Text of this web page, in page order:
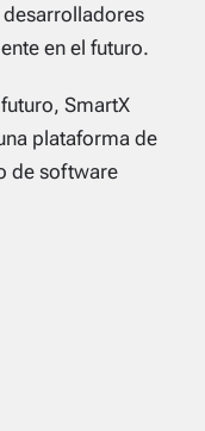
en el futuro.
SmartX
plataforma de
de software